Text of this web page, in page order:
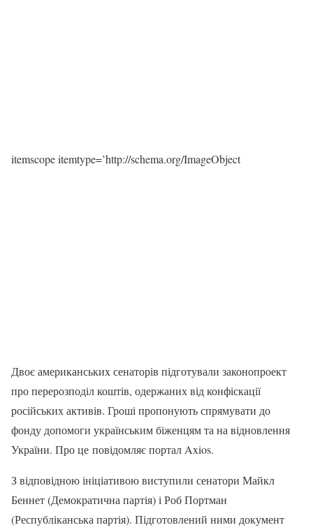
itemscope itemtype=’http://schema.org/ImageObject
Двоє американських сенаторів підготували законопроект
про перерозподіл коштів, одержаних від конфіскації
російських активів. Гроші пропонують спрямувати до
фонду допомоги українським біженцям та на відновлення
України. Про це повідомляє портал Axios.
З відповідною ініціативою виступили сенатори Майкл
Беннет (Демократична партія) і Роб Портман
(Республіканська партія). Підготовлений ними документ